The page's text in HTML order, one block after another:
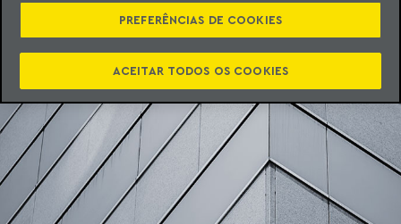
PREFERÊNCIAS DE COOKIES
ACEITAR TODOS OS COOKIES